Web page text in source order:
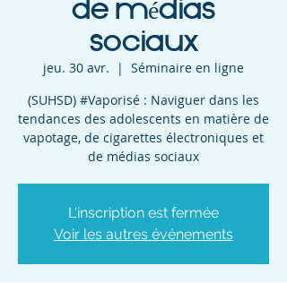
de médias
sociaux
jeu. 30 avr.
  |
Séminaire en ligne
(SUHSD) #Vaporisé : Naviguer dans les
tendances des adolescents en matière de
vapotage, de cigarettes électroniques et
de médias sociaux
L'inscription est fermée
Voir les autres événements